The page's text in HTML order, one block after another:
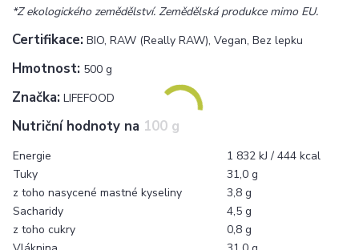
*Z ekologického zemědělství. Zemědělská produkce mimo EU.
Certifikace: BIO, RAW (Really RAW), Vegan, Bez lepku
Hmotnost: 500 g
Značka: LIFEFOOD
Nutriční hodnoty na 100 g
Energie
1 832 kJ / 444 kcal
Tuky
31,0 g
z toho nasycené mastné kyseliny
3,8 g
Sacharidy
4,5 g
z toho cukry
0,8 g